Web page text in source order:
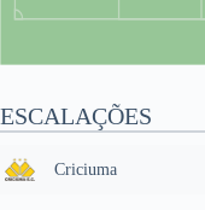
ESCALAÇÕES
Criciuma